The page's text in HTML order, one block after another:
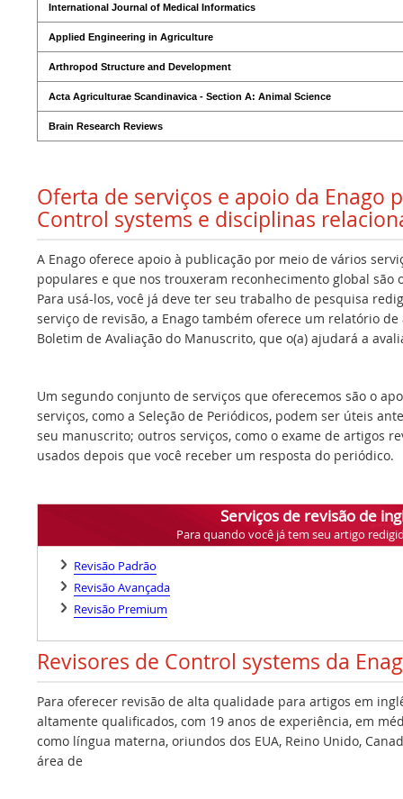
International Journal of Medical Informatics
Applied Engineering in Agriculture
Arthropod Structure and Development
Acta Agriculturae Scandinavica - Section A: Animal Science
Brain Research Reviews
Oferta de serviços e apoio da Enago
Control systems e disciplinas
A Enago oferece apoio à publicação por meio de vários
populares e que nos trouxeram reconhecimento global são
Para usá-los, você já deve ter seu trabalho de pesquisa
serviço de revisão, a Enago também oferece um relatório
Boletim de Avaliação do Manuscrito, que o(a) ajudará a
Um segundo conjunto de serviços que oferecemos são o
serviços, como a Seleção de Periódicos, podem ser úteis
seu manuscrito; outros serviços, como o exame de artigos
usados depois que você receber um resposta do periódico.
Serviços de revisão de
Para quando você já tem seu artigo
Revisão Padrão
Revisão Avançada
Revisão Premium
Revisores de Control systems da
Para oferecer revisão de alta qualidade para artigos em
altamente qualificados, com 19 anos de experiência, em
como língua materna, oriundos dos EUA, Reino Unido,
área de